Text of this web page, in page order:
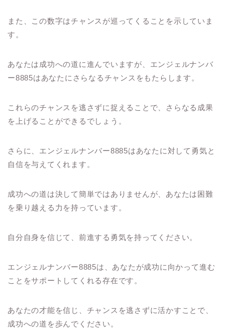
また、この数字はチャンスが巡ってくることを示していま
す。
あなたは成功への道に進んでいますが、エンジェルナンバ
ー8885はあなたにさらなるチャンスをもたらします。
これらのチャンスを逃さずに捉えることで、さらなる成果
を上げることができるでしょう。
さらに、エンジェルナンバー8885はあなたに対して勇気と
自信を与えてくれます。
成功への道は決して簡単ではありませんが、あなたは困難
を乗り越える力を持っています。
自分自身を信じて、前進する勇気を持ってください。
エンジェルナンバー8885は、あなたが成功に向かって進む
ことをサポートしてくれる存在です。
あなたの才能を信じ、チャンスを逃さずに活かすことで、
成功への道を歩んでください。